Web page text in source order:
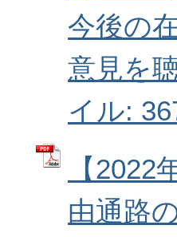
今後の
意見を
イル:
【
由通路